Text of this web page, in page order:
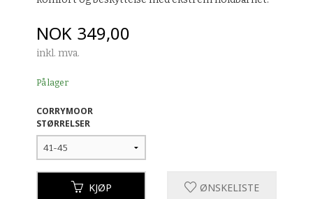
Pris
NOK 349,00
inkl. mva.
På lager
CORRYMOOR
STØRRELSER
KJØP ØNSKELISTE